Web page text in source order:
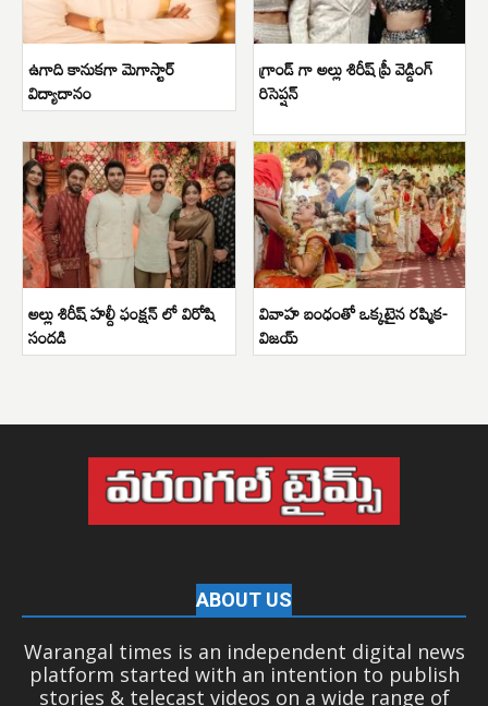
ఉగాది కానుకగా మెగాస్టార్
విద్యాదానం
గ్రాండ్ గా అల్లు శిరీష్ ప్రీ వెడ్డింగ్
రిసెప్షన్
అల్లు శిరీష్ హల్దీ ఫంక్షన్ లో విరోషి
సందడి
వివాహ బంధంతో ఒక్కటైన రష్మిక-
విజయ్
ABOUT US
Warangal times is an independent digital news
platform started with an intention to publish
stories & telecast videos on a wide range of